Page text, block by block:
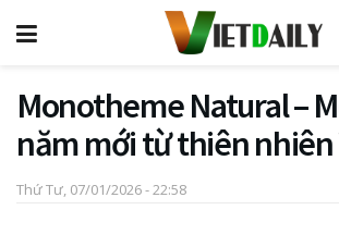
Monotheme Natural –
năm mới từ thiên nhiên
Thứ Tư, 07/01/2026 - 22:58